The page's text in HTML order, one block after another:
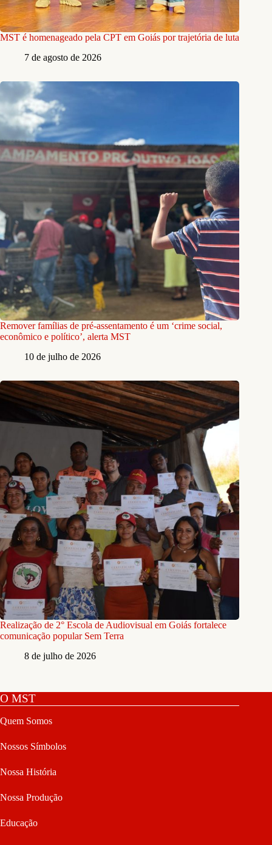
MST é homenageado pela CPT em Goiás por trajetória de luta
7 de agosto de 2026
Remover famílias de pré-assentamento é um ‘crime social,
econômico e político’, alerta MST
10 de julho de 2026
Realização de 2° Escola de Audiovisual em Goiás fortalece
comunicação popular Sem Terra
8 de julho de 2026
O MST
Quem Somos
Nossos Símbolos
Nossa História
Nossa Produção
Educação